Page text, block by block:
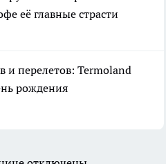
её главные страсти
и перелетов: Termoland
рождения